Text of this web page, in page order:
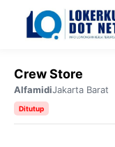
Langsung
Crew Store
AlfamidiJakarta Barat
Ditutup